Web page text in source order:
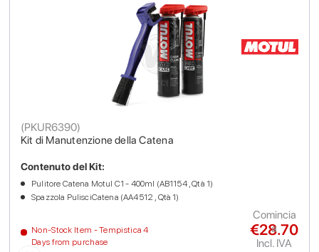
Kit di Manutenzione della Catena
(PKUR6390)
Non-Stock Item - Tempistica 4
Days from purchase
Contenuto del Kit:
Pulitore Catena Motul C1 - 400ml (AB1154 , Qtà 1)
Spazzola PulisciCatena (AA4512 , Qtà 1)
€28.70
Incl. IVA
Comincia
a